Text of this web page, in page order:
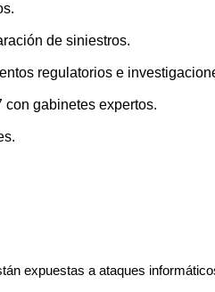
de siniestros.
regulatorios e
gabinetes expertos.
expuestas a ataques